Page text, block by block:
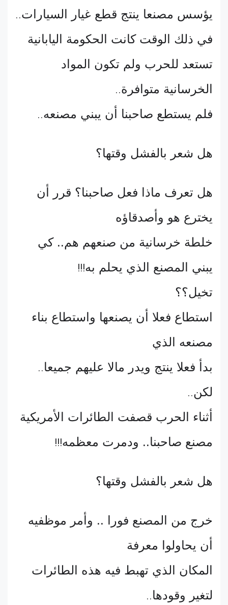
يؤسس مصنعا ينتج قطع غيار السيارات..
في ذلك الوقت كانت الحكومة اليابانية
تستعد للحرب ولم تكون المواد
الخرسانية متوافرة..
فلم يستطع صاحبنا أن يبني مصنعه..
هل شعر بالفشل وقتها؟
هل تعرف ماذا فعل صاحبنا؟ قرر أن
يخترع هو وأصدقاؤه
خلطة خرسانية من صنعهم هم.. كي
يبني المصنع الذي يحلم به!!!
تخيل؟؟
استطاع فعلا أن يصنعها واستطاع بناء
مصنعه الذي
بدأ فعلا ينتج ويدر مالا عليهم جميعا..
لكن..
أثناء الحرب قصفت الطائرات الأمريكية
مصنع صاحبنا.. ودمرت معظمه!!!
هل شعر بالفشل وقتها؟
خرج من المصنع فورا .. وأمر موظفيه
أن يحاولوا معرفة
المكان الذي تهبط فيه هذه الطائرات
لتغير وقودها..